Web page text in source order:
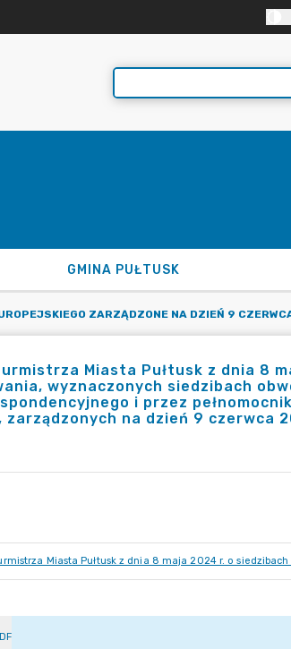
GMINA PUŁTUSK
ZARZĄDZONE NA DZIEŃ 9
Miasta Pułtusk z dnia 8
wyznaczonych siedzibach
i przez
zarządzonych na dzień 9 czerwca
Miasta Pułtusk z dnia 8 maja 2024 r. o